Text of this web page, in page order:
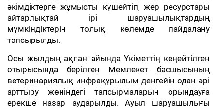
әкімдіктерге жұмысты күшейтіп, жер ресурстары
айтарлықтай ірі шаруашылықтардың
мүмкіндіктерін толық көлемде пайдалану
тапсырылды.
Осы жылдың ақпан айында Үкіметтің кеңейтілген
отырысында берілген Мемлекет басшысының
ветеринариялық инфрақұрылым деңгейін одан әрі
арттыру жөніндегі тапсырмаларын орындауға
ерекше назар аударылды. Ауыл шаруашылығы